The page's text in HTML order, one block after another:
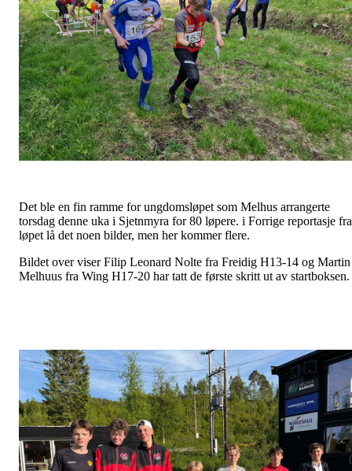
Det ble en fin ramme for ungdomsløpet som Melhus arrangerte
torsdag denne uka i Sjetnmyra for 80 løpere. i Forrige reportasje fra
løpet lå det noen bilder, men her kommer flere.
Bildet over viser Filip Leonard Nolte fra Freidig H13-14 og Martin
Melhuus fra Wing H17-20 har tatt de første skritt ut av startboksen.